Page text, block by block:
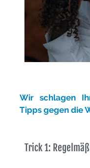
Wir schlagen
Tipps gegen die
Trick 1: